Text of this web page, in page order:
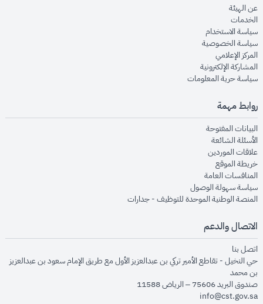
عن الهيئةopens in new window
الخدماتopens in new window
سياسة الاستخدام
سياسة الخصوصيةopens in new window
المركز الإعلاميopens in new window
المشاركة الإلكترونيةopens in new window
سياسة حرية المعلوماتopens in new window
روابط مهمة
البيانات المفتوحةopens in new window
الأسئلة الشائعةopens in new window
علاقات الموردينopens in new window
خريطة الموقعopens in new window
المنافسات العامةopens in new window
سياسة سهولة الوصولopens in new window
المنصة الوطنية الموحدة للتوظيف - جداراتopens in new window
الاتصال والدعم
اتصل بنا
حي النخيل - تقاطع الأمير تركي بن عبدالعزيز الأول مع طريق الإمام سعود بن عبدالعزيز
بن محمد
صندوق البريد 75606 – الرياض 11588
info@cst.gov.sa